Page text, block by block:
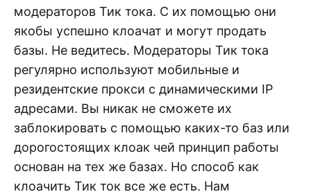
модераторов Тик тока. С их помощью они
якобы успешно клоачат и могут продать
базы. Не ведитесь. Модераторы Тик тока
регулярно используют мобильные и
резидентские прокси с динамическими IP
адресами. Вы никак не сможете их
заблокировать с помощью каких-то баз или
дорогостоящих клоак чей принцип работы
основан на тех же базах. Но способ как
клоачить Тик ток все же есть. Нам